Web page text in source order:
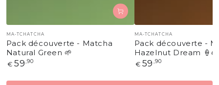
Fournisseur:
MA-TCHATCHA
Pack découverte - Matcha
Natural Green 🌱
Prix
€ 59 ,90
Fournisseur:
MA-TCHATCHA
Pack découverte -
Hazelnut Dream 🍦🌰
Prix
€ 59 ,90